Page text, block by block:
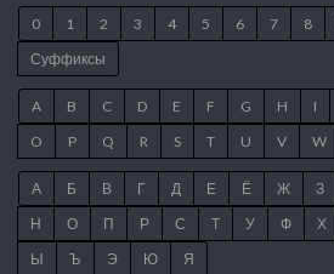
0 1 2 3 4 5 6 7 8
Суффиксы
A B C D E F G H I
O
P Q R S T U V W
А Б В Г Д Е Ё Ж З
Н
О П Р С Т У Ф Х
Ы
Ъ Э Ю Я